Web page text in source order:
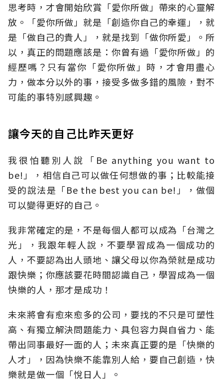
思考時，才會開始欣賞「愛你所做」帶來的心靈解
放。「愛你所做」就是「創造你自己的幸運」，就
是「做自己的貴人」，就是找到「做你所愛」。所
以，真正的問題應該是：你曾有過「愛你所做」的
經歷嗎？只有當你「愛你所做」時，才會用盡心
力，做本分以外的事，接受多做多錯的風險，對不
可能的事特別感興趣。
讓今天的自己比昨天更好
我很怕聽別人說「Be anything you want to
be!」，相信自己可以做任何想做的事；比較能接
受的說法是「Be the best you can be!」，做個
可以變得更好的自己。
我非常確定的是，不是每個人都可以成為「台灣之
光」，我跟年輕人說，不要學習成為一個成功的
人，不要認為出人頭地、讓父母以你為榮就是成功
跟快樂；你應該要花時間認識自己，學習成為一個
快樂的人，那才是成功！
未來將會有愈來愈多的公司，要找的不只是可塑性
高、有獨立解決問題能力、具包容力與自省力、能
帶出同事最好一面的人；未來真正要的是「快樂的
人才」，因為快樂不能靠別人給，要自己創造，快
樂就是做一個「悅日人」。